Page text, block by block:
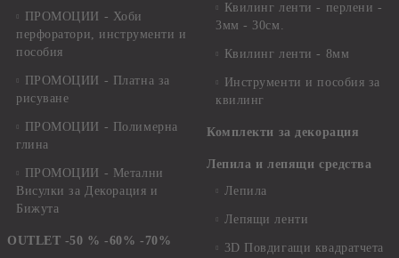
ПРОМОЦИИ - Хоби
перфоратори, инструменти и
пособия
ПРОМОЦИИ - Платна за
рисуване
ПРОМОЦИИ - Полимерна
глина
ПРОМОЦИИ - Метални
Висулки за Декорация и
Бижута
OUTLET -50 % -60% -70%
Квилинг ленти - перлени -
3мм - 30см.
Квилинг ленти - 8мм
Инструменти и пособия за
квилинг
Комплекти за декорация
Лепила и лепящи средства
Лепила
Лепящи ленти
3D Повдигащи квадратчета